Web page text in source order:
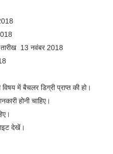
13 नवंबर 2018
विषय में बैचलर डिग्री प्राप्त की हो।
होनी चाहिए।
देखें।